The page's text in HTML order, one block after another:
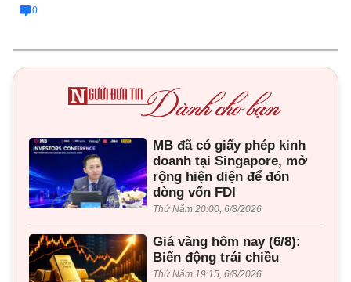
0
MB đã có giấy phép kinh
doanh tại Singapore, mở
rộng hiện diện để đón
dòng vốn FDI
Thứ Năm 20:00, 6/8/2026
Giá vàng hôm nay (6/8):
Biến động trái chiều
Thứ Năm 19:15, 6/8/2026